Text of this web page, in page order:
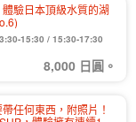
驗日本頂級水質的湖
15:30 / 15:30-17:30
8,000 日圓。
任何東西，附照片！